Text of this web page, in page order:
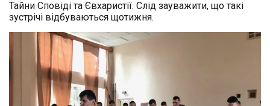
Тайни Сповіді та Євхаристії. Слід зауважити, що такі
зустрічі відбуваються щотижня.